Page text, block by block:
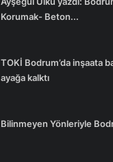
Korumak- Beton...
TOKİ Bodrum’da inşaata
ayağa kalktı
Bilinmeyen Yönleriyle